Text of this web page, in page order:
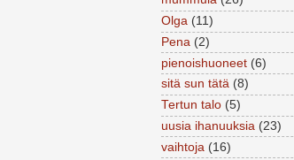
Olga (11)
Pena (2)
pienoishuoneet (6)
sitä sun tätä (8)
Tertun talo (5)
uusia ihanuuksia (23)
vaihtoja (16)